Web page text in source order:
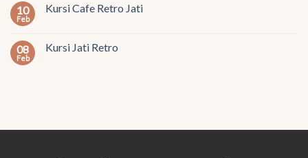
10
Feb
Kursi Cafe Retro Jati
08
Feb
Kursi Jati Retro